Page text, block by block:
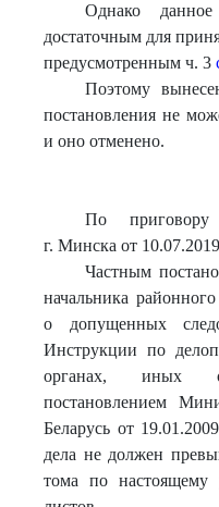
Однако данное
достаточным для
предусмотренным ч. 3
Поэтому
постановления не
и оно отменено.
По приговору
г. Минска от
Частным
начальника
о допущенных
Инструкции по
органах, иных
постановлением
Беларусь от
дела не должен
тома по настоящему